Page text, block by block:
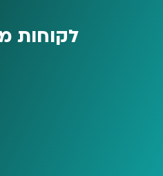
לקוחות